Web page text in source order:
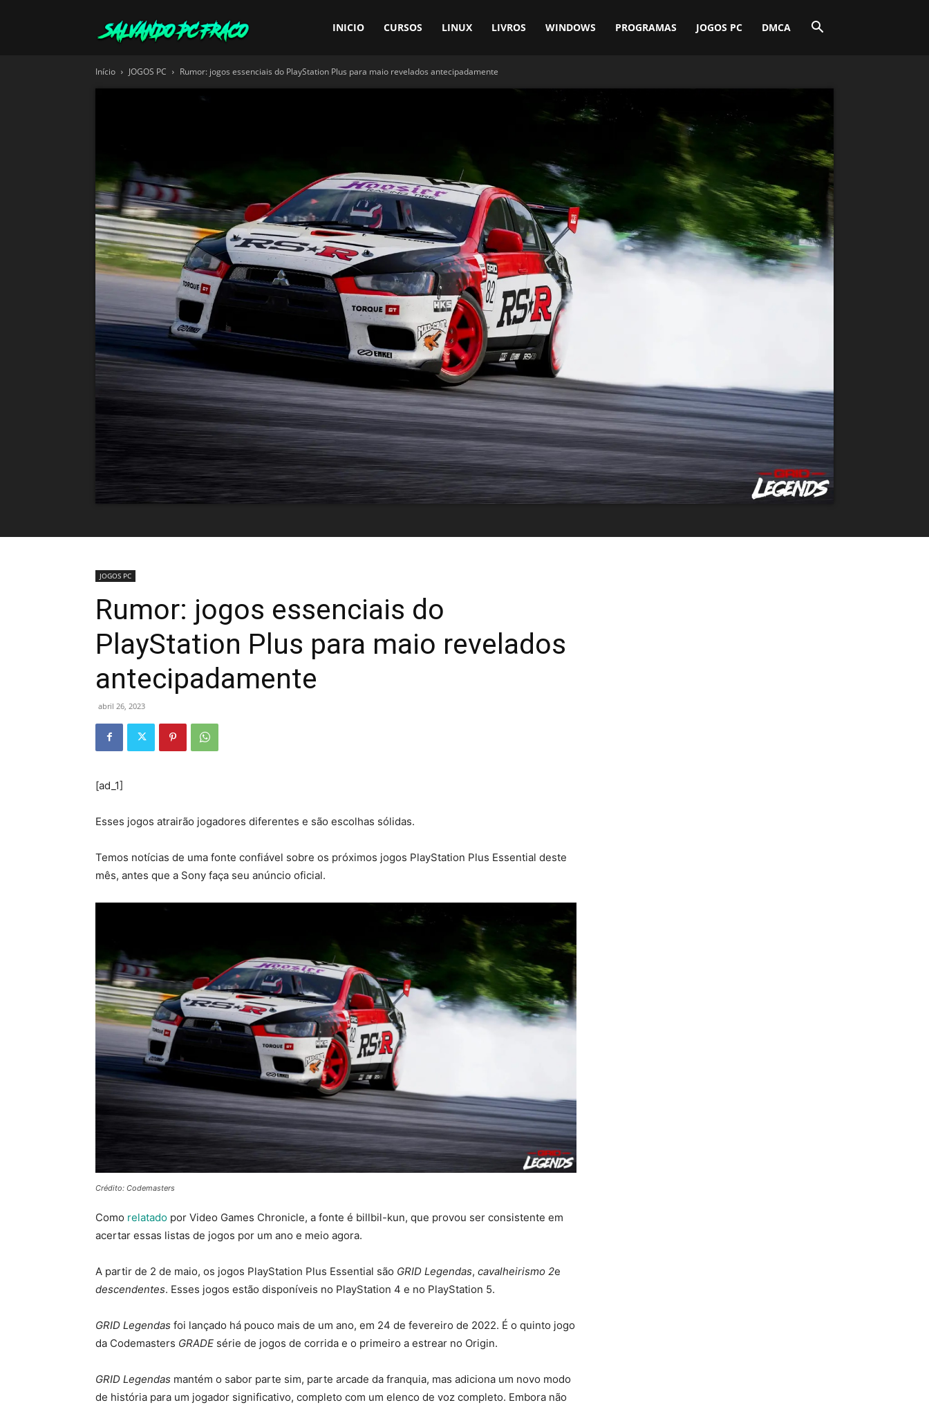
INICIO CURSOS LINUX LIVROS WINDOWS PROGRAMAS JOGOS PC DMCA
Início JOGOS PC Rumor: jogos essenciais do PlayStation Plus para maio revelados antecipadamente
JOGOS PC
Rumor: jogos essenciais do
PlayStation Plus para maio revelados
antecipadamente
abril 26, 2023
[ad_1]
Esses jogos atrairão jogadores diferentes e são escolhas sólidas.
Temos notícias de uma fonte confiável sobre os próximos jogos PlayStation Plus Essential deste
mês, antes que a Sony faça seu anúncio oficial.
Crédito: Codemasters
Como relatado por Video Games Chronicle, a fonte é billbil-kun, que provou ser consistente em
acertar essas listas de jogos por um ano e meio agora.
A partir de 2 de maio, os jogos PlayStation Plus Essential são GRID Legendas, cavalheirismo 2e
descendentes. Esses jogos estão disponíveis no PlayStation 4 e no PlayStation 5.
GRID Legendas foi lançado há pouco mais de um ano, em 24 de fevereiro de 2022. É o quinto jogo
da Codemasters GRADE série de jogos de corrida e o primeiro a estrear no Origin.
GRID Legendas mantém o sabor parte sim, parte arcade da franquia, mas adiciona um novo modo
de história para um jogador significativo, completo com um elenco de voz completo. Embora não